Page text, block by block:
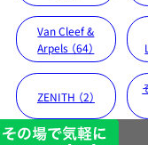
Van Cleef &
Arpels （64）
ZENITH （2）